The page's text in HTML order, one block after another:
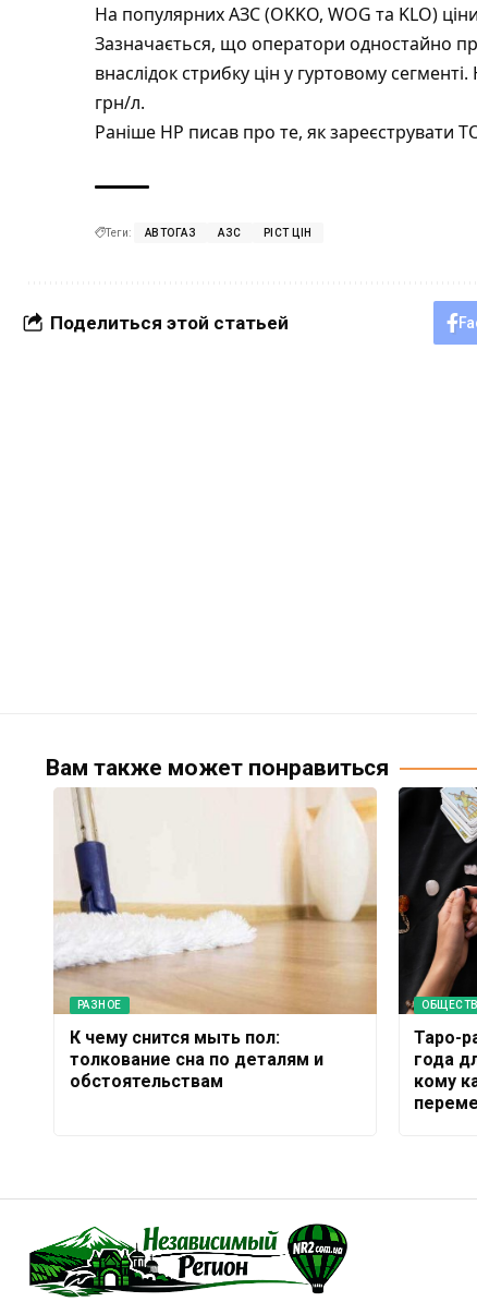
На популярних АЗС (OKKO, WOG та KLO)
Зазначається, що оператори одностайно
внаслідок стрибку цін у гуртовому
грн/л.
Раніше НР писав про те, як зареєструвати
Теги: АВТОГАЗ АЗС РІСТ ЦІН
Поделиться этой статьей
Вам также может понравиться
РАЗНОЕ
К чему снится мыть пол:
толкование сна по деталям и
обстоятельствам
Таро-
года
кому